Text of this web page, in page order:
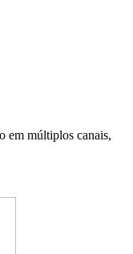
em múltiplos canais,